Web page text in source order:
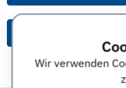
Wir verwenden